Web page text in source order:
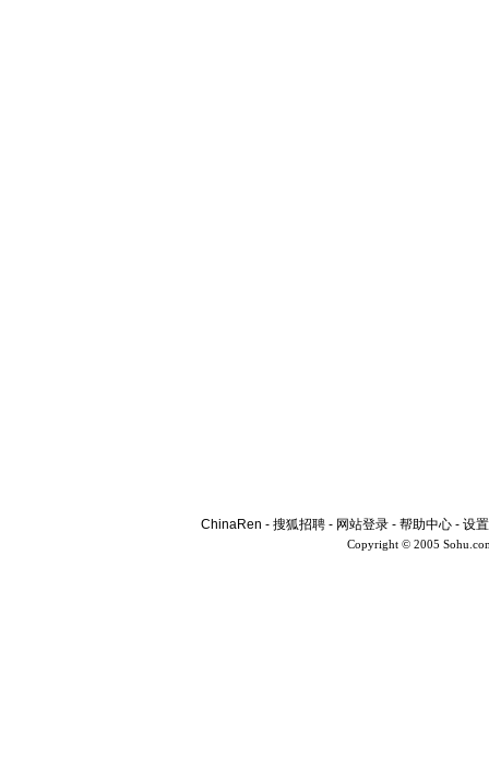
ChinaRen - 搜狐招聘 - 网站登录 - 帮助中心 - 设
Copyright © 2005